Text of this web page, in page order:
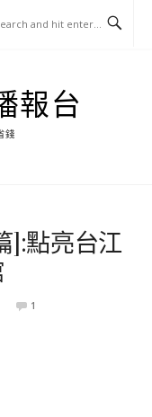
報台
錢
]:點亮台江
1